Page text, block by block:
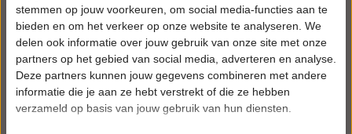
ZATERDAG 6 FEBRUARI 2027 • 20:00 UUR
stemmen op jouw voorkeuren, om social media-functies aan te
bieden en om het verkeer op onze website te analyseren. We
delen ook informatie over jouw gebruik van onze site met onze
partners op het gebied van social media, adverteren en analyse.
Deze partners kunnen jouw gegevens combineren met andere
informatie die je aan ze hebt verstrekt of die ze hebben
verzameld op basis van jouw gebruik van hun diensten.